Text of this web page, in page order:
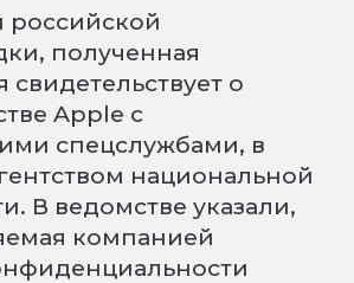
полученная
о
Apple с
спецслужбами, в
национальной
В ведомстве указали,
компанией